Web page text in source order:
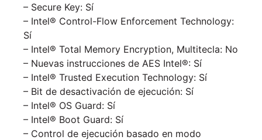
– Secure Key: Sí
– Intel® Control-Flow Enforcement Technology:
Sí
– Intel® Total Memory Encryption, Multitecla: No
– Nuevas instrucciones de AES Intel®: Sí
– Intel® Trusted Execution Technology: Sí
– Bit de desactivación de ejecución: Sí
– Intel® OS Guard: Sí
– Intel® Boot Guard: Sí
– Control de ejecución basado en modo